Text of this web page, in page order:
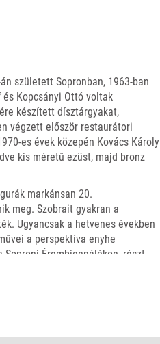
született Sopronban, 1963-ban
Kopcsányi Ottó voltak
készített dísztárgyakat,
végzett először restaurátori
es évek közepén Kovács Károly
kis méretű ezüst, majd bronz
markánsan 20.
meg. Szobrait gyakran a
Ugyancsak a hetvenes években
a perspektíva enyhe
Érembiennálékon, részt
majd 2011-től az MMA